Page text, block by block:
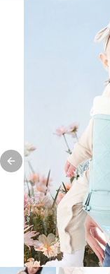
Previous slide